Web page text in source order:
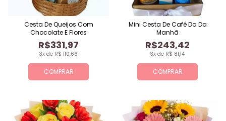
COMPRAR
3x de R$ 110,66
R$331,97
Cesta De Queijos Com
Chocolate E Flores
COMPRAR
3x de R$ 81,14
R$243,42
Mini Cesta De Café Da Da
Manhã